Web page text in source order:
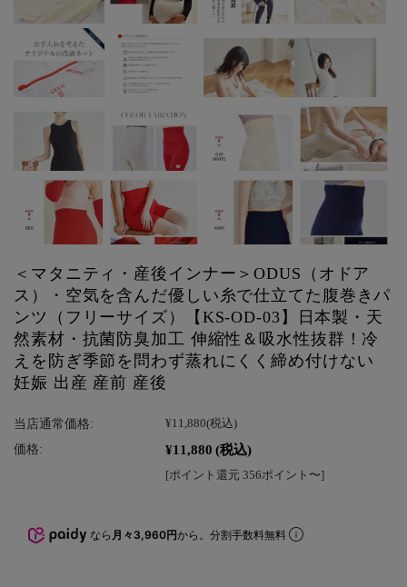
＜マタニティ・産後インナー＞ODUS（オドア
ス）・空気を含んだ優しい糸で仕立てた腹巻きパ
ンツ（フリーサイズ）【KS-OD-03】日本製・天
然素材・抗菌防臭加工 伸縮性＆吸水性抜群！冷
えを防ぎ季節を問わず蒸れにくく締め付けない
妊娠 出産 産前 産後
当店通常価格: ¥11,880(税込)
価格: ¥11,880 (税込)
[ポイント還元 356ポイント〜]
なら 月々3,960円から。分割手数料無料